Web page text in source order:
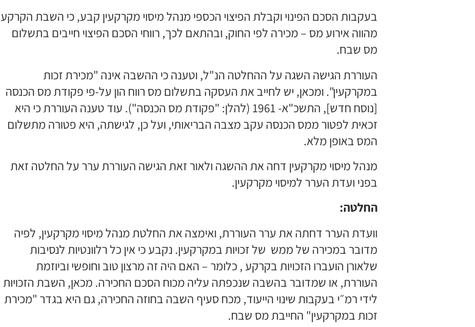
בעקבות הסכם הפינוי וקבלת הפיצוי הכספי מנהל מיסוי מקרקעין קבע, כי השבת הקרקע
מהווה אירוע מס – מכירה לפי החוק, ובהתאם לכך, רווחי הסכם הפיצוי חייבים בתשלום
מס שבח.
העוררת הגישה השגה על ההחלטה הנ"ל, וטענה כי ההשבה אינה "מכירת זכות
במקרקעין". ומכאן, יש לחייב את העסקה בתשלום מס רווח הון על-פי פקודת מס הכנסה
[נוסח חדש], התשכ"א- 1961 (להלן: "פקודת מס הכנסה"). עוד טענה העוררת כי היא
זכאית לפטור ממס הכנסה עקב מצבה הבריאותי, ועל כן, לגישתה, היא פטורה מתשלום
המס באופן מלא.
מנהל מיסוי מקרקעין דחה את ההשגה ולאור זאת הגישה העוררת ערר על החלטה זאת
בפני ועדת הערר למיסוי מקרקעין.
החלטה:
וועדת הערר דחתה את ערר העוררת, ואימצה את החלטת מנהל מיסוי מקרקעין, לפיה
מדובר במכירה של ממש של זכויות במקרקעין. נקבע כי אין כל רלוונטיות לנסיבות
שלאורן הועברו הזכויות בקרקע , כלומר – האם היה זה מרצון טוב וחופשי וביוזמת
העוררת, או שמדובר בהשבה שנכפתה עליה מכוח הסכם החכירה. מכאן, השבת הזכויות
לידי רמ״י בעקבות שינוי הייעוד, מכח סעיף השבה בחוזה החכירה, גם היא בגדר "מכירת
זכות במקרקעין" החייבת מס שבח.